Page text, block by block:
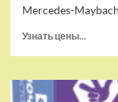
Mercedes-
Узнать цены...